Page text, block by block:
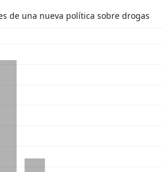
de una nueva política sobre drogas